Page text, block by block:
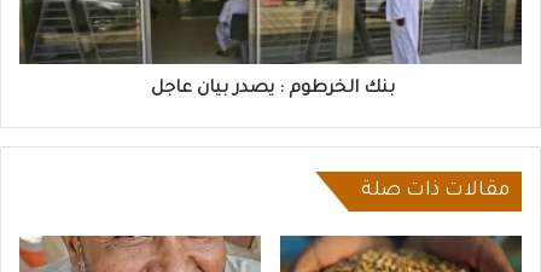
بنك الخرطوم : يصدر بيان عاجل
مقالات ذات صلة